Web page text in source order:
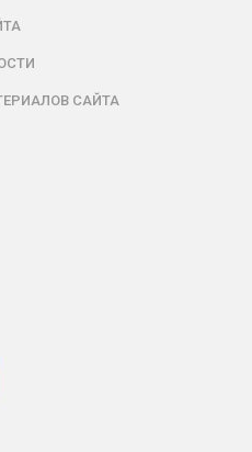
САЙТА